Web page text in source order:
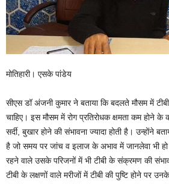
मोतिहारी। एसके पांडेय
सीएस डॉ अंजनी कुमार ने बताया कि बदलते मौसम में टीबी
चाहिए। इस मौसम में रोग प्रतिरोधक क्षमता कम होने के
सर्दी, बुखार होने की संभावना ज्यादा होती है। उन्होंने
है जो समय पर जांच व इलाज के अभाव में जानलेवा भी
रहने वाले उसके परिजनों में भी टीबी के संक्रमण की
टीबी के लक्षणों वाले मरीजों में टीबी की पुष्टि होने पर